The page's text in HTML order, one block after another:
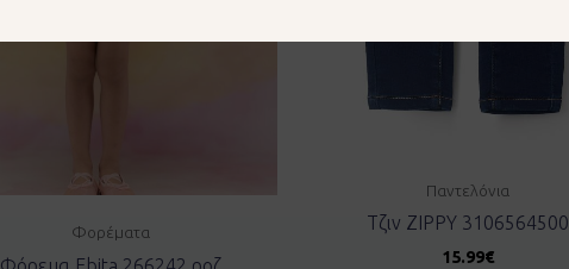
Φορέματα
Παντελόνια
Τζιν ZIPPY 3106564500
15.99€